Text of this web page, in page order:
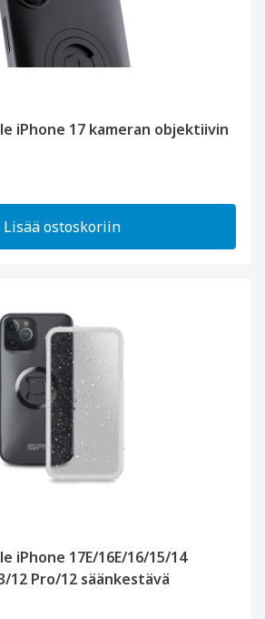
iPhone 17 kameran objektiivin
Lisää ostoskoriin
iPhone 17E/16E/16/15/14
12 Pro/12 säänkestävä